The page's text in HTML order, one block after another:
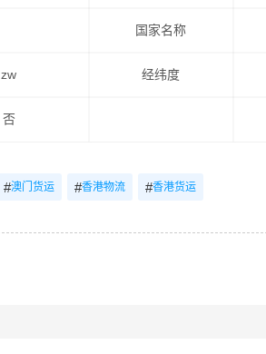
国家名称
zw 经纬度
否
#澳门货运 #香港物流 #香港货运